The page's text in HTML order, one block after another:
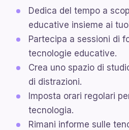
Dedica del tempo a
educative insieme ai
Partecipa a sessioni di
tecnologie educative.
Crea uno spazio di
di distrazioni.
Imposta orari regolari
tecnologia.
Rimani informe sulle